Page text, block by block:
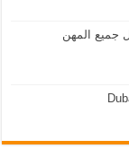
فرص عمل في قطر 2024 تشمل جميع المهن